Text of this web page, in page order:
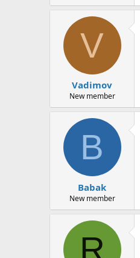
V
Vadimov
New member
B
Babak
New member
R